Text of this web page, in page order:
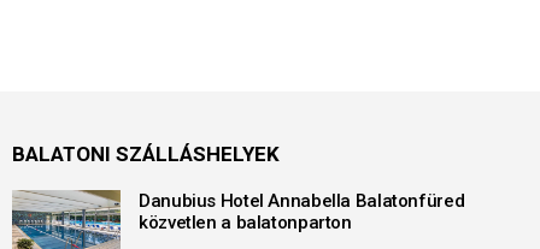
BALATONI SZÁLLÁSHELYEK
Danubius Hotel Annabella Balatonfüred
közvetlen a balatonparton